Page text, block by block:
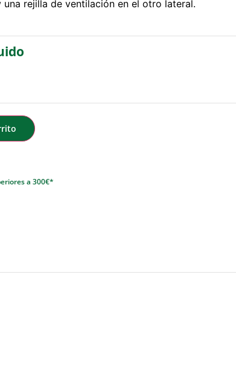
rejilla de ventilación en el otro lateral.
a 300€*